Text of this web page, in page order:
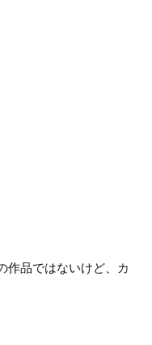
作品ではないけど、カ